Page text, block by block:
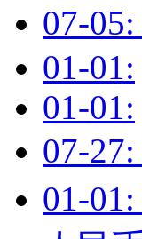
07-
01-01:
01-01:
07-
01-